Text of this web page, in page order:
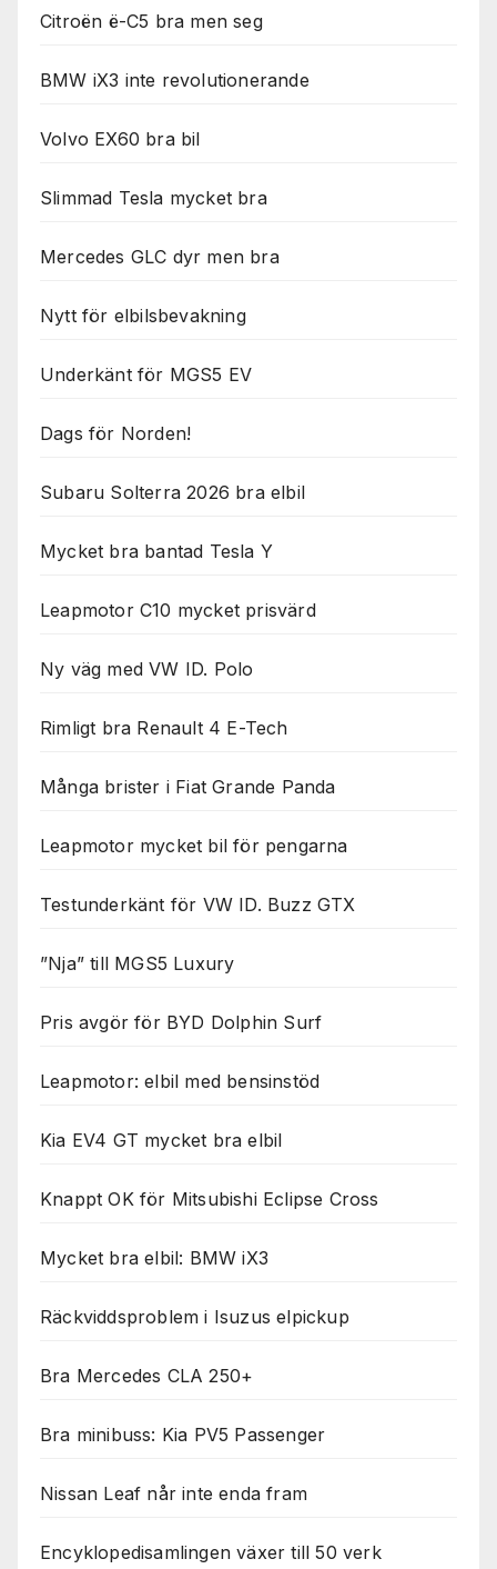
Citroën ë-C5 bra men seg
BMW iX3 inte revolutionerande
Volvo EX60 bra bil
Slimmad Tesla mycket bra
Mercedes GLC dyr men bra
Nytt för elbilsbevakning
Underkänt för MGS5 EV
Dags för Norden!
Subaru Solterra 2026 bra elbil
Mycket bra bantad Tesla Y
Leapmotor C10 mycket prisvärd
Ny väg med VW ID. Polo
Rimligt bra Renault 4 E-Tech
Många brister i Fiat Grande Panda
Leapmotor mycket bil för pengarna
Testunderkänt för VW ID. Buzz GTX
”Nja” till MGS5 Luxury
Pris avgör för BYD Dolphin Surf
Leapmotor: elbil med bensinstöd
Kia EV4 GT mycket bra elbil
Knappt OK för Mitsubishi Eclipse Cross
Mycket bra elbil: BMW iX3
Räckviddsproblem i Isuzus elpickup
Bra Mercedes CLA 250+
Bra minibuss: Kia PV5 Passenger
Nissan Leaf når inte enda fram
Encyklopedisamlingen växer till 50 verk